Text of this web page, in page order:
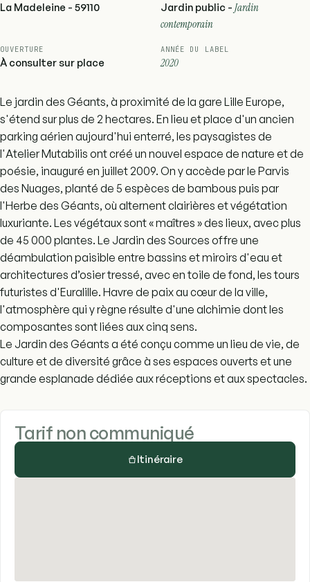
La Madeleine - 59110 Jardin public - Jardin
contemporain
OUVERTURE
À consulter sur place
ANNÉE DU LABEL
2020
Le jardin des Géants, à proximité de la gare Lille Europe,
s'étend sur plus de 2 hectares. En lieu et place d'un ancien
parking aérien aujourd'hui enterré, les paysagistes de
l'Atelier Mutabilis ont créé un nouvel espace de nature et de
poésie, inauguré en juillet 2009. On y accède par le Parvis
des Nuages, planté de 5 espèces de bambous puis par
l'Herbe des Géants, où alternent clairières et végétation
luxuriante. Les végétaux sont « maîtres » des lieux, avec plus
de 45 000 plantes. Le Jardin des Sources offre une
déambulation paisible entre bassins et miroirs d'eau et
architectures d’osier tressé, avec en toile de fond, les tours
futuristes d'Euralille. Havre de paix au cœur de la ville,
l'atmosphère qui y règne résulte d'une alchimie dont les
composantes sont liées aux cinq sens.
Le Jardin des Géants a été conçu comme un lieu de vie, de
culture et de diversité grâce à ses espaces ouverts et une
grande esplanade dédiée aux réceptions et aux spectacles.
Tarif non communiqué
Itinéraire